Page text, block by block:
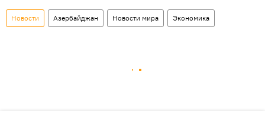
Новости Азербайджан Новости мира Экономика